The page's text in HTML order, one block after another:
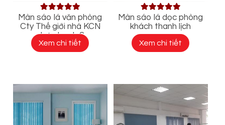
Màn sáo lá văn phòng
Cty Thế giới nhà KCN
nhơn trạch 2
Xem chi tiết
Màn sáo lá dọc phòng
khách thanh lịch
Xem chi tiết